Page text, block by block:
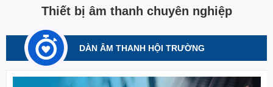
Thiết bị âm thanh chuyên nghiệp
DÀN ÂM THANH HỘI TRƯỜNG